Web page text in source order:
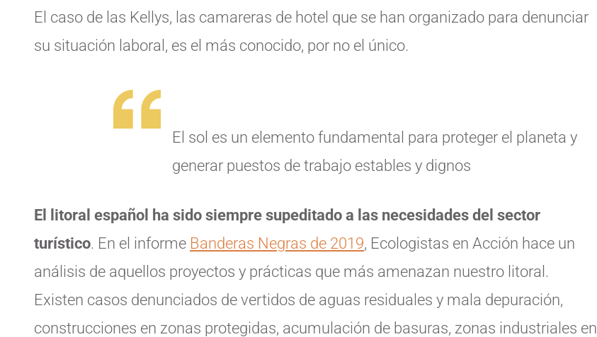
El caso de las Kellys, las camareras de hotel que se han organizado para denunciar
su situación laboral, es el más conocido, por no el único.
El sol es un elemento fundamental para proteger el planeta y
generar puestos de trabajo estables y dignos
El litoral español ha sido siempre supeditado a las necesidades del sector
turístico. En el informe Banderas Negras de 2019, Ecologistas en Acción hace un
análisis de aquellos proyectos y prácticas que más amenazan nuestro litoral.
Existen casos denunciados de vertidos de aguas residuales y mala depuración,
construcciones en zonas protegidas, acumulación de basuras, zonas industriales en